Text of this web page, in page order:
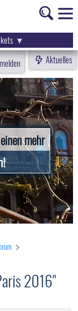
Aktuelles
mehr
2016"